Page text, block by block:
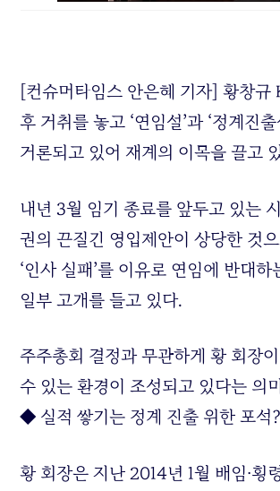
[컨슈머타임스 안은혜 기자] 황창규
후 거취를 놓고 ‘연임설’과 ‘정계진
거론되고 있어 재계의 이목을 끌고
내년 3월 임기 종료를 앞두고 있는
권의 끈질긴 영입제안이 상당한 것
‘인사 실패’를 이유로 연임에 반대
일부 고개를 들고 있다.
주주총회 결정과 무관하게 황 회장
수 있는 환경이 조성되고 있다는 의
◆ 실적 쌓기는 정계 진출 위한 포석?
황 회장은 지난 2014년 1월 배임∙횡